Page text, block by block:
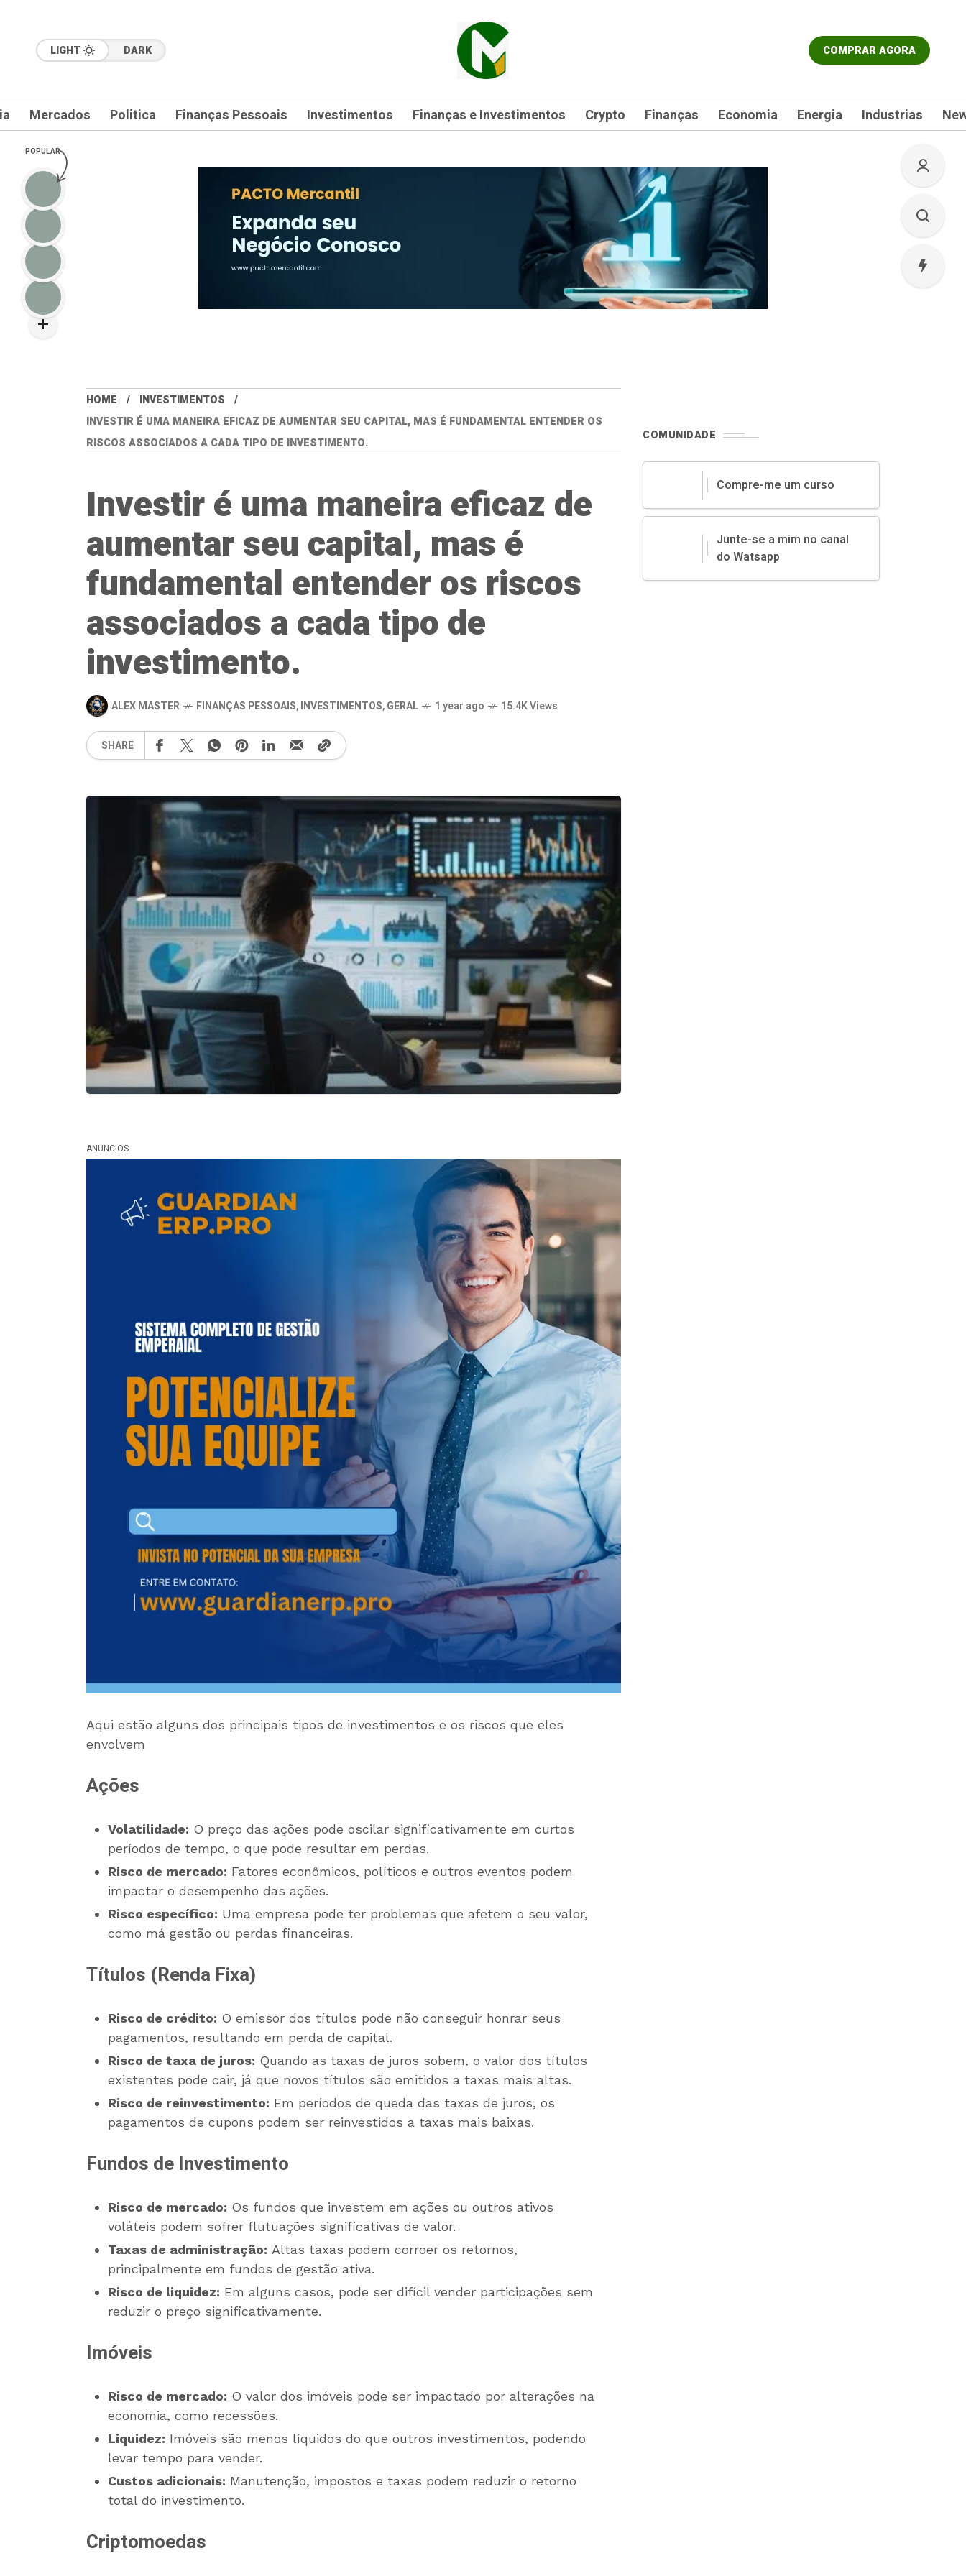
LIGHT DARK COMPRAR AGORA
Mercados Politica Finanças Pessoais Investimentos Finanças e Investimentos Crypto Finanças Economia Energia Industrias
HOME
INVESTIMENTOS
INVESTIR É UMA MANEIRA EFICAZ DE AUMENTAR SEU CAPITAL, MAS É FUNDAMENTAL ENTENDER OS
RISCOS ASSOCIADOS A CADA TIPO DE INVESTIMENTO.
Investir é uma maneira eficaz de
aumentar seu capital, mas é
fundamental entender os riscos
associados a cada tipo de
investimento.
ALEX MASTER FINANÇAS PESSOAIS,INVESTIMENTOS,GERAL 1 year ago 15.4K Views
SHARE
ANUNCIOS
Aqui estão alguns dos principais tipos de investimentos e os riscos que eles
envolvem
Ações
Volatilidade: O preço das ações pode oscilar significativamente em curtos
períodos de tempo, o que pode resultar em perdas.
Risco de mercado: Fatores econômicos, políticos e outros eventos podem
impactar o desempenho das ações.
Risco específico: Uma empresa pode ter problemas que afetem o seu valor,
como má gestão ou perdas financeiras.
Títulos (Renda Fixa)
Risco de crédito: O emissor dos títulos pode não conseguir honrar seus
pagamentos, resultando em perda de capital.
Risco de taxa de juros: Quando as taxas de juros sobem, o valor dos títulos
existentes pode cair, já que novos títulos são emitidos a taxas mais altas.
Risco de reinvestimento: Em períodos de queda das taxas de juros, os
pagamentos de cupons podem ser reinvestidos a taxas mais baixas.
Fundos de Investimento
Risco de mercado: Os fundos que investem em ações ou outros ativos
voláteis podem sofrer flutuações significativas de valor.
Taxas de administração: Altas taxas podem corroer os retornos,
principalmente em fundos de gestão ativa.
Risco de liquidez: Em alguns casos, pode ser difícil vender participações sem
reduzir o preço significativamente.
Imóveis
Risco de mercado: O valor dos imóveis pode ser impactado por alterações na
economia, como recessões.
Liquidez: Imóveis são menos líquidos do que outros investimentos, podendo
levar tempo para vender.
Custos adicionais: Manutenção, impostos e taxas podem reduzir o retorno
total do investimento.
Criptomoedas
COMUNIDADE
Compre-me um curso
Junte-se a mim no canal
do Watsapp
POPULAR